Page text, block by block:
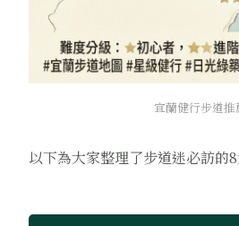
宜蘭健行步道推
以下為大家整理了步道迷必訪的